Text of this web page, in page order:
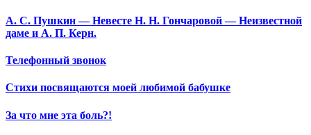
А. С. Пушкин — Невесте Н. Н. Гончаровой — Неизвестной
даме и А. П. Керн.
Телефонный звонок
Стихи посвящаются моей любимой бабушке
За что мне эта боль?!